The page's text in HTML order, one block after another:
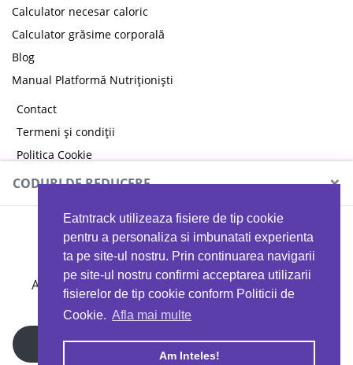
Eatntrack utilizeaza fisiere de tip cookie
pentru a personaliza si imbunatati experienta
ta pe site-ul nostru. Prin continuarea navigarii
pe site-ul nostru confirmi acceptarea utilizarii
fisierelor de tip cookie conform Politicii de
Cookie. Afla mai multe
Am Inteles!
Calculator necesar caloric
Calculator grăsime corporală
Blog
Manual Platformă Nutriționiști
Contact
Termeni și condiții
Politica Cookie
Politica de confidențialitate
CODURI DE REDUCERE ×
MYPROTEIN
Ai 40%reducere la orice comandă folosind codul
EATTRACK
Profită acum